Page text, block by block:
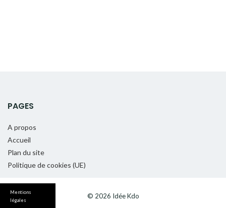
Mentions
légales
PAGES
A propos
Accueil
Plan du site
Politique de cookies (UE)
© 2026 Idée Kdo